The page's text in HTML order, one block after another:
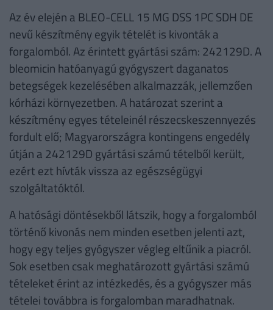
Az év elején a BLEO-CELL 15 MG DSS 1PC SDH DE
nevű készítmény egyik tételét is kivonták a
forgalomból. Az érintett gyártási szám: 242129D. A
bleomicin hatóanyagú gyógyszert daganatos
betegségek kezelésében alkalmazzák, jellemzően
kórházi környezetben. A határozat szerint a
készítmény egyes tételeinél részecskeszennyezés
fordult elő; Magyarországra kontingens engedély
útján a 242129D gyártási számú tételből került,
ezért ezt hívták vissza az egészségügyi
szolgáltatóktól.
A hatósági döntésekből látszik, hogy a forgalomból
történő kivonás nem minden esetben jelenti azt,
hogy egy teljes gyógyszer végleg eltűnik a piacról.
Sok esetben csak meghatározott gyártási számú
tételeket érint az intézkedés, és a gyógyszer más
tételei továbbra is forgalomban maradhatnak.